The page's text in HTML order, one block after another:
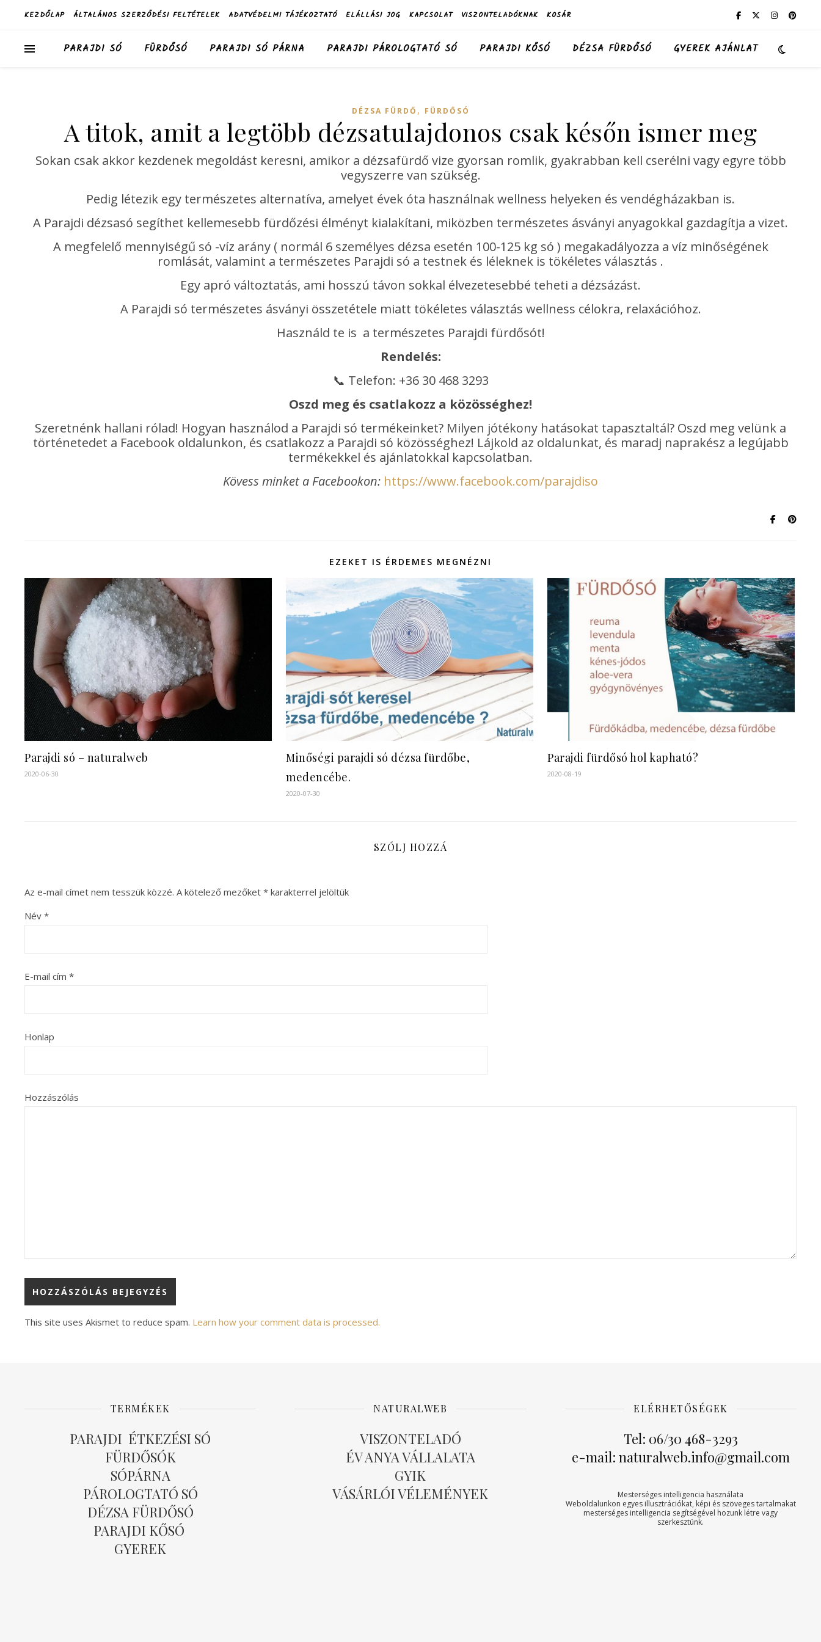
KEZDŐLAP ÁLTALÁNOS SZERZŐDÉSI FELTÉTELEK ADATVÉDELMI TÁJÉKOZTATÓ ELÁLLÁSI JOG KAPCSOLAT VISZONTELADÓKNAK KOSÁR
PARAJDI SÓ FÜRDŐSÓ PARAJDI SÓ PÁRNA PARAJDI PÁROLOGTATÓ SÓ PARAJDI KŐSÓ DÉZSA FÜRDŐSÓ GYEREK AJÁNLAT
DÉZSA FÜRDŐ , FÜRDŐSÓ
A titok, amit a legtöbb dézsatulajdonos csak későn ismer meg
Sokan csak akkor kezdenek megoldást keresni, amikor a dézsafürdő vize gyorsan romlik, gyakrabban kell cserélni vagy egyre több
vegyszerre van szükség.
Pedig létezik egy természetes alternatíva, amelyet évek óta használnak wellness helyeken és vendégházakban is.
A Parajdi dézsasó segíthet kellemesebb fürdőzési élményt kialakítani, miközben természetes ásványi anyagokkal gazdagítja a vizet.
A megfelelő mennyiségű só -víz arány ( normál 6 személyes dézsa esetén 100-125 kg só ) megakadályozza a víz minőségének
romlását, valamint a természetes Parajdi só a testnek és léleknek is tökéletes választás .
Egy apró változtatás, ami hosszú távon sokkal élvezetesebbé teheti a dézsázást.
A Parajdi só természetes ásványi összetétele miatt tökéletes választás wellness célokra, relaxációhoz.
Használd te is a természetes Parajdi fürdősót!
Rendelés:
📞 Telefon: +36 30 468 3293
Oszd meg és csatlakozz a közösséghez!
Szeretnénk hallani rólad! Hogyan használod a Parajdi só termékeinket? Milyen jótékony hatásokat tapasztaltál? Oszd meg velünk a
történetedet a Facebook oldalunkon, és csatlakozz a Parajdi só közösséghez! Lájkold az oldalunkat, és maradj naprakész a legújabb
termékekkel és ajánlatokkal kapcsolatban.
Kövess minket a Facebookon: https://www.facebook.com/parajdiso
EZEKET IS ÉRDEMES MEGNÉZNI
Parajdi só – naturalweb
2020-06-30
Minőségi parajdi só dézsa fürdőbe,
medencébe.
2020-07-30
Parajdi fürdősó hol kapható?
2020-08-19
SZÓLJ HOZZÁ
Az e-mail címet nem tesszük közzé. A kötelező mezőket * karakterrel jelöltük
Név *
E-mail cím *
Honlap
Hozzászólás
Alternative:
This site uses Akismet to reduce spam. Learn how your comment data is processed.
TERMÉKEK
PARAJDI ÉTKEZÉSI SÓ
FÜRDŐSÓK
SÓPÁRNA
PÁROLOGTATÓ SÓ
DÉZSA FÜRDŐSÓ
PARAJDI KŐSÓ
GYEREK
NATURALWEB
VISZONTELADÓ
ÉV ANYA VÁLLALATA
GYIK
VÁSÁRLÓI VÉLEMÉNYEK
ELÉRHETŐSÉGEK
Tel: 06/30 468-3293
e-mail: naturalweb.info@gmail.com
Mesterséges intelligencia használata
Weboldalunkon egyes illusztrációkat, képi és szöveges tartalmakat
mesterséges intelligencia segítségével hozunk létre vagy
szerkesztünk.